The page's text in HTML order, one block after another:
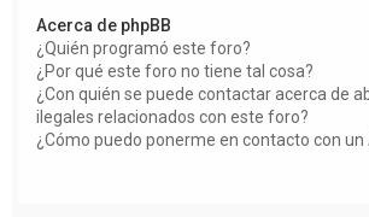
Acerca de phpBB
¿Quién programó este foro?
¿Por qué este foro no tiene tal cosa?
¿Con quién se puede contactar acerca de
ilegales relacionados con este foro?
¿Cómo puedo ponerme en contacto con